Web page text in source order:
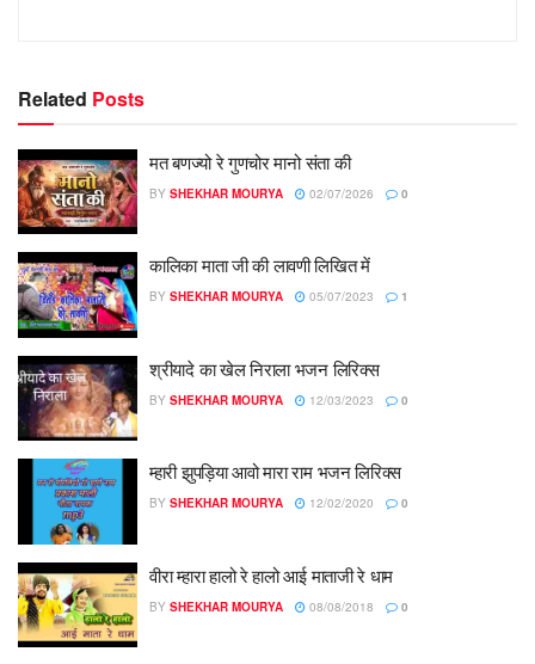
Related Posts
मत बणज्‍यो रे गुणचोर मानो संता की
BY SHEKHAR MOURYA 02/07/2026 0
कालिका माता जी की लावणी लिखित में
BY SHEKHAR MOURYA 05/07/2023 1
श्रीयादे का खेल निराला भजन लिरिक्स
BY SHEKHAR MOURYA 12/03/2023 0
म्हारी झुपड़िया आवो मारा राम भजन लिरिक्स
BY SHEKHAR MOURYA 12/02/2020 0
वीरा म्हारा हालो रे हालो आई माताजी रे धाम
BY SHEKHAR MOURYA 08/08/2018 0